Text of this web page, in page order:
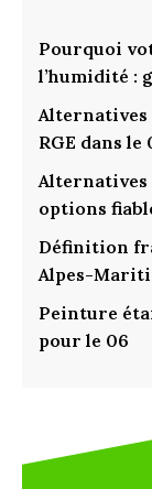
Pourquoi
l’humidité :
Alternatives
RGE dans le
options
Définition
Alpes-
Peinture
pour le 06